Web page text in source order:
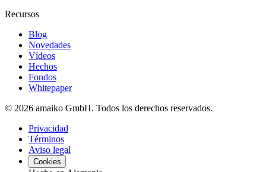
Recursos
Blog
Novedades
Vídeos
Hechos
Fondos
Whitepaper
© 2026 amaiko GmbH. Todos los derechos reservados.
Privacidad
Términos
Aviso legal
Cookies